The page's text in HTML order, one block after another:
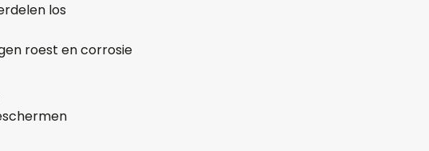
los
roest en corrosie